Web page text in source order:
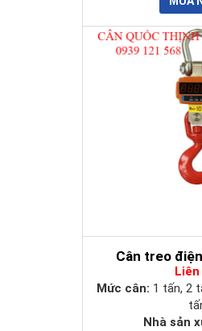
Cân treo
Liên
Mức cân: 1 tấn, 2
Nhà sản